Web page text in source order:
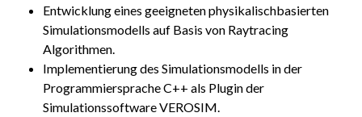
Entwicklung eines geeigneten physikalischbasierten
Simulationsmodells auf Basis von Raytracing
Algorithmen.
Implementierung des Simulationsmodells in der
Programmiersprache C++ als Plugin der
Simulationssoftware VEROSIM.